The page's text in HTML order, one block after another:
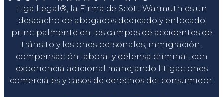
Liga Legal®, la Firma de Scott Warmuth es un
despacho de abogados dedicado y enfocado
principalmente en los campos de accidentes de
tránsito y lesiones personales, inmigración,
compensación laboral y defensa criminal, con
experiencia adicional manejando litigaciones
comerciales y casos de derechos del consumidor.